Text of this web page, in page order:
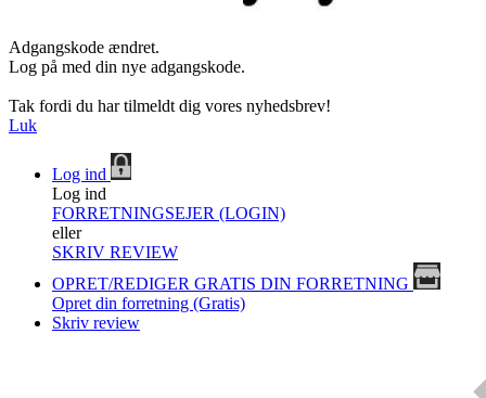
Adgangskode ændret.
Log på med din nye adgangskode.
Tak fordi du har tilmeldt dig vores nyhedsbrev!
Luk
Log ind
Log ind
FORRETNINGSEJER (LOGIN)
eller
SKRIV REVIEW
OPRET/REDIGER GRATIS DIN FORRETNING
Opret din forretning (Gratis)
Skriv review